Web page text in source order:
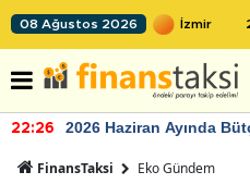
08 Ağustos 2026
22:26 2026 Haziran Ayında
FinansTaksi Eko Gündem